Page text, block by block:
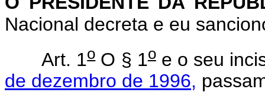
Nacional decreta e eu
Art. 1oO § 1oe o seu
de dezembro de 1996,